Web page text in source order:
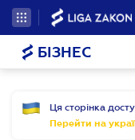
БІЗНЕС
Ця сторінка
Перейти на